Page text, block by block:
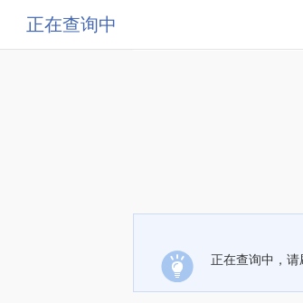
正在查询中
正在查询中，请